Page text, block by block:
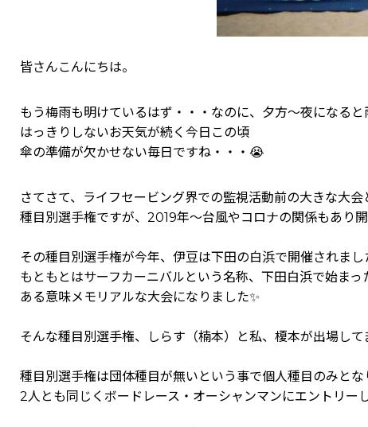
皆さんこんにちは。
もう梅雨も明けているはず・・・なのに、夕方～夜になると
はっきりしないお天気が続く今日この頃
傘の準備が欠かせない毎日ですね・・・😭
さてさて、ライフセービング界での監視活動前の大きな大会
種目別選手権ですが、2019年～台風やコロナの関係もあり
その種目別選手権が今年、伊豆は下田の白浜で開催されまし
もともとはサーフカーニバルという名称、下田白浜で始ま
ある意味メモリアルな大会になりました✨
そんな種目別選手権、しらす（楠本）と私、榎本が出場して
種目別選手権は団体種目が無いという事で個人種目のみとな
2人とも同じくボードレース・オーシャンマンにエントリー